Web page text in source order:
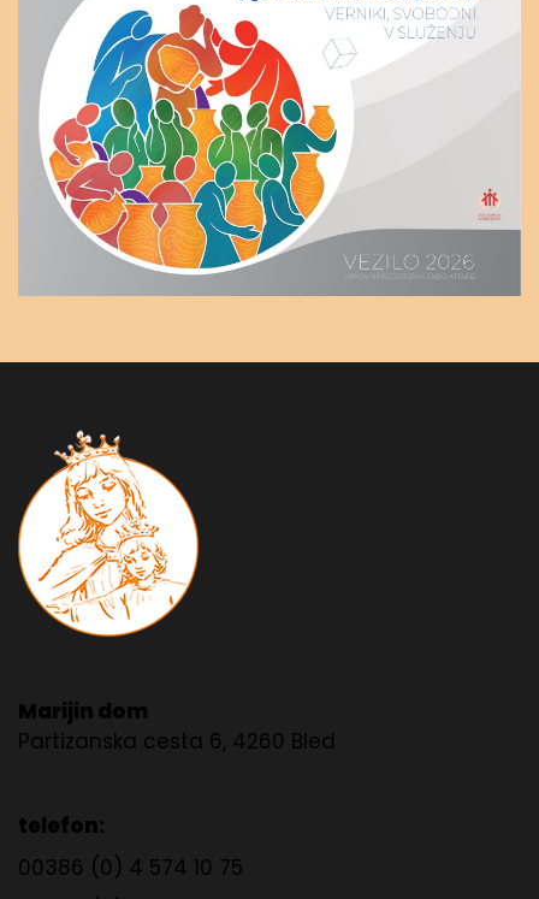
Marijin dom
Partizanska cesta 6, 4260 Bled
telefon:
00386 (0) 4 574 10 75